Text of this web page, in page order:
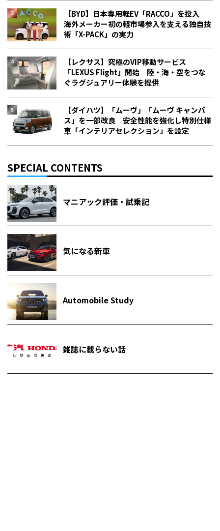
【BYD】日本専用軽EV「RACCO」を投入
海外メーカー初の軽市場参入を支える独自技
術「X-PACK」の実力
【レクサス】究極のVIP移動サービス
「LEXUS Flight」開始 陸・海・空をつな
ぐラグジュアリー体験を提供
【ダイハツ】「ムーヴ」「ムーヴ キャンバ
ス」を一部改良 安全性能を強化し特別仕様
車「インテリアセレクション」を設定
SPECIAL CONTENTS
マニアック評価・試乗記
気になる新車
Automobile Study
雑誌に載らない話